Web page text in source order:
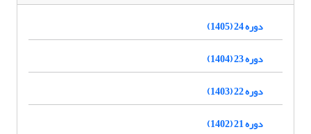
دوره 24 (1405)
دوره 23 (1404)
دوره 22 (1403)
دوره 21 (1402)